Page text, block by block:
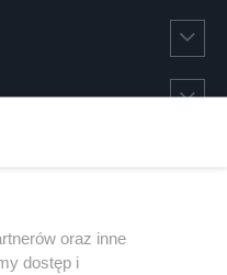
oraz inne
dostęp i